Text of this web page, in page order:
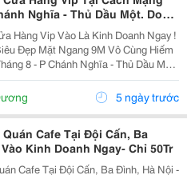
Nghĩa - Thủ Dầu Một. Do
Kinh Doanh
Hàng Vip Vào Là Kinh Doanh Ngay !
Đẹp Mặt Ngang 9M Vô Cùng Hiếm
8 - P Chánh Nghĩa - Thủ Dầu Một.
Kinh Doanh, Mình Cần Sang
Hàng Đang Hoạt Động. Giá...5 ngày trước
Cafe Tại Đội Cấn, Ba
Kinh Doanh Ngay- Chỉ 50Tr
Cafe Tại Đội Cấn, Ba Đình, Hà Nội -